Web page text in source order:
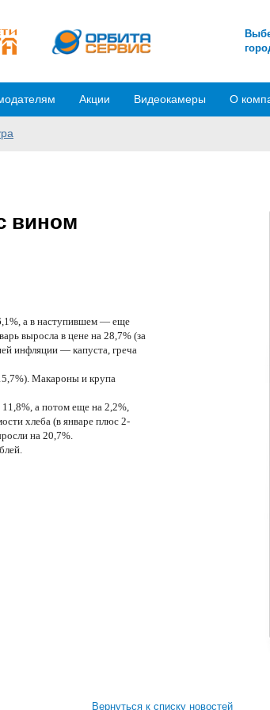
Акции Видеокамеры О
вином
а в наступившем — еще
выросла в цене на 28,7% (за
инфляции — капуста, греча
Макароны и крупа
а потом еще на 2,2%,
хлеба (в январе плюс 2-
на 20,7%.
Вернуться к списку новостей